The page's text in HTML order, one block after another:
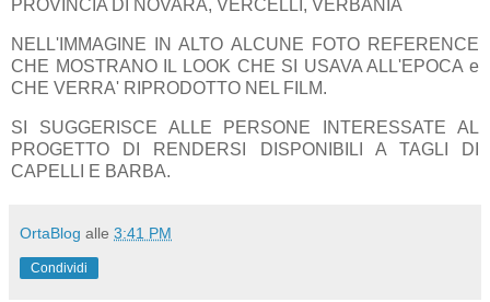
PROVINCIA DI NOVARA, VERCELLI, VERBANIA
NELL'IMMAGINE IN ALTO ALCUNE FOTO REFERENCE
CHE MOSTRANO IL LOOK CHE SI USAVA ALL'EPOCA e
CHE VERRA' RIPRODOTTO NEL FILM.
SI SUGGERISCE ALLE PERSONE INTERESSATE AL
PROGETTO DI RENDERSI DISPONIBILI A TAGLI DI
CAPELLI E BARBA.
OrtaBlog alle 3:41 PM
Condividi